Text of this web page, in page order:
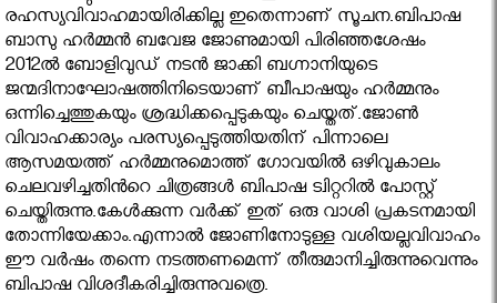
രഹസ്യവിവാഹമായിരിക്കില്ല ഇതെന്നാണ് സൂചന.ബിപാഷ
ബാസു ഹര്‍മ്മന്‍ ബവേജ ജോണുമായി പിരിഞ്ഞശേഷം
2012ല്‍ ബോളിവുഡ് നടന്‍ ജാക്കി ബഗ്നാനിയുടെ
ജന്മദിനാഘോഷത്തിനിടെയാണ് ബീപാഷയും ഹര്‍മ്മനും
ഒന്നിച്ചെത്തുകയും ശ്രദ്ധിക്കപ്പെടുകയും ചെയ്തത്.ജോണ്‍
വിവാഹക്കാര്യം പരസ്യപ്പെടുത്തിയതിന് പിന്നാലെ
ആസമയത്ത് ഹര്‍മ്മനുമൊത്ത് ഗോവയില്‍ ഒഴിവുകാലം
ചെലവഴിച്ചതിൻറെ ചിത്രങ്ങള്‍ ബിപാഷ ട്വിറ്ററില്‍ പോസ്റ്റ്
ചെയ്തിരുന്നു.കേൾക്കുന്ന വർക്ക് ഇത് ഒരു വാശി പ്രകടനമായി
തോന്നിയേക്കാം.എന്നാൽ ജോണിനോടുള്ള വശിയല്ലവിവാഹം
ഈ വർഷം തന്നെ നടത്തണമെന്ന് തീരുമാനിച്ചിരുന്നുവെന്നും
ബിപാഷ വിശദീകരിച്ചിരുന്നുവത്രെ.